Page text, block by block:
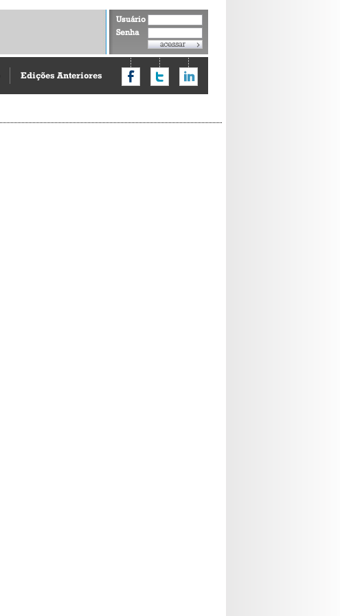
Usuário
Senha
Edições Anteriores